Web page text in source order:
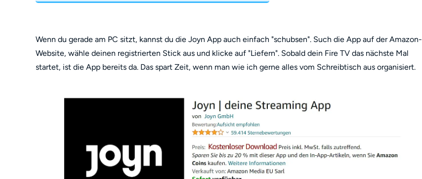
Wenn du gerade am PC sitzt, kannst du die Joyn App auch einfach "schubsen". Such die App auf der Amazon-
Website, wähle deinen registrierten Stick aus und klicke auf "Liefern". Sobald dein Fire TV das nächste Mal
startet, ist die App bereits da. Das spart Zeit, wenn man wie ich gerne alles vom Schreibtisch aus organisiert.